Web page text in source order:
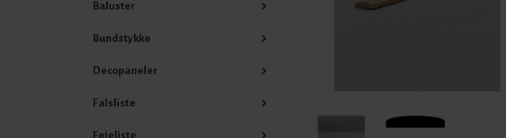
Baluster
Bundstykke
Decopaneler
Falsliste
Fejeliste